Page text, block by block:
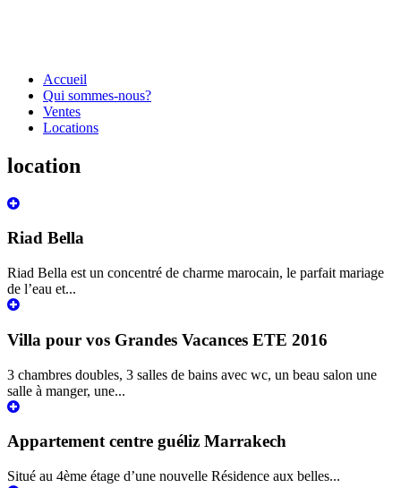
Accueil
Qui sommes-nous?
Ventes
Locations
location
Riad Bella
Riad Bella est un concentré de charme marocain, le parfait mariage
de l’eau et...
Villa pour vos Grandes Vacances ETE 2016
3 chambres doubles, 3 salles de bains avec wc, un beau salon une
salle à manger, une...
Appartement centre guéliz Marrakech
Situé au 4ème étage d’une nouvelle Résidence aux belles...